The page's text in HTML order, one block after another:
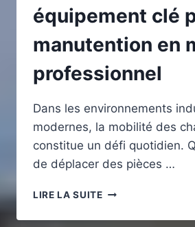
équipement clé
manutention en
professionnel
Dans les environnements
modernes, la mobilité des
constitue un défi quotidien.
de déplacer des pièces …
LIRE LA SUITELE
DE